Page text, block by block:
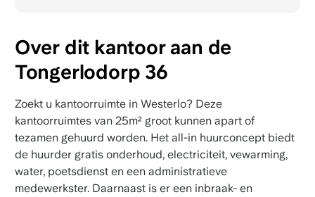
Over dit kantoor aan de
Tongerlodorp 36
Zoekt u kantoorruimte in Westerlo? Deze
kantoorruimtes van 25m² groot kunnen apart of
tezamen gehuurd worden. Het all-in huurconcept biedt
de huurder gratis onderhoud, electriciteit, vewarming,
water, poetsdienst en een administratieve
medewerkster. Daarnaast is er een inbraak- en